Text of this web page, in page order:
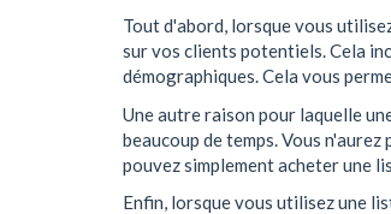
Tout d'abord, lorsque vous
sur vos clients potentiels. Cela
démographiques. Cela vous
Une autre raison pour laquelle
beaucoup de temps. Vous
pouvez simplement acheter une
Enfin, lorsque vous utilisez une